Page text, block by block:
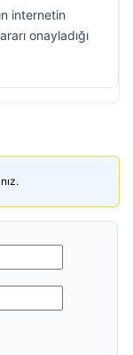
internetin
onayladığı